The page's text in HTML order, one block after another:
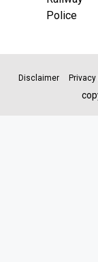
Police
Disclaimer